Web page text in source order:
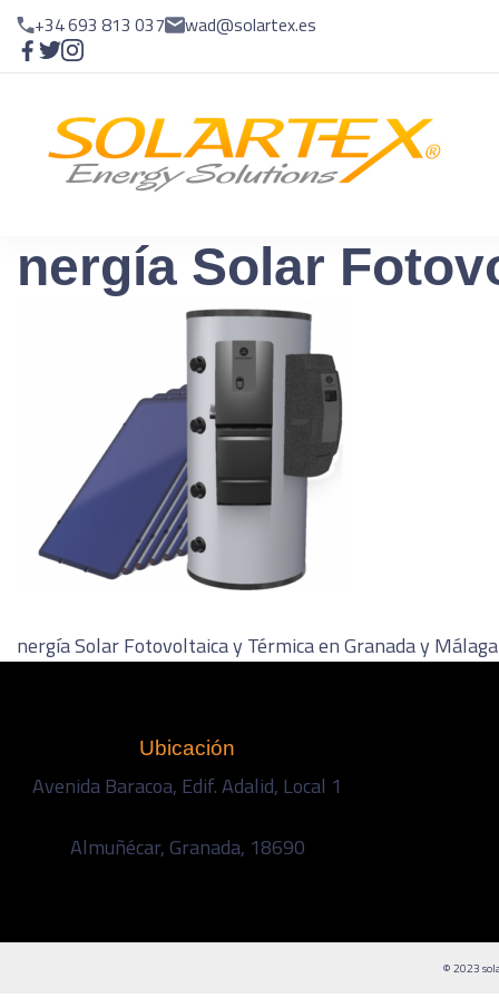
+34 693 813 037 wad@solartex.es
nergía Solar
nergía Solar Fotovoltaica y Térmica en Granada y Málaga
Ubicación
Avenida Baracoa, Edif. Adalid, Local 1
Almuñécar, Granada, 18690
© 2023